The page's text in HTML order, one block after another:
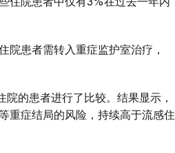
院患者需转入重症监护室治疗，
的患者进行了比较。结果显示，
重症结局的风险，持续高于流感住